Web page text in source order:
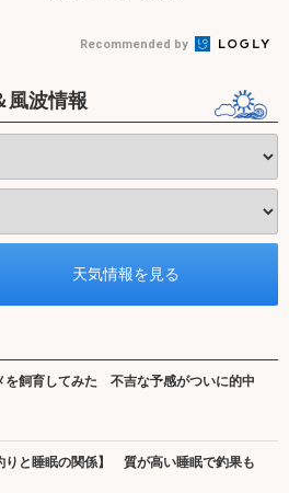
Recommended by
風波情報
を飼育してみた 不吉な予感がついに的中
りと睡眠の関係】 質が高い睡眠で釣果も